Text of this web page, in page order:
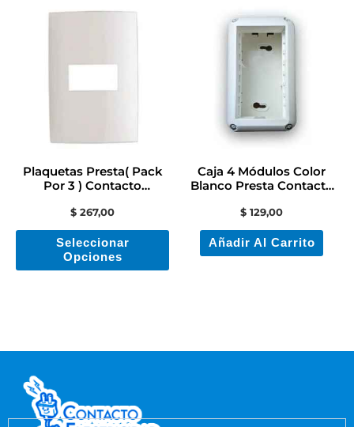
Plaquetas Presta( Pack
Por 3 ) Contacto
$ 267,00
Seleccionar
Opciones
pueden
página
Caja 4 Módulos Color
Blanco Presta Contacto
$ 129,00
Añadir Al Carrito